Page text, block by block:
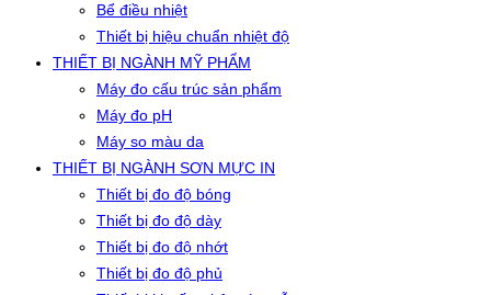
Bể điều nhiệt
Thiết bị hiệu chuẩn nhiệt độ
THIẾT BỊ NGÀNH MỸ PHẨM
Máy đo cấu trúc sản phẩm
Máy đo pH
Máy so màu da
THIẾT BỊ NGÀNH SƠN MỰC IN
Thiết bị đo độ bóng
Thiết bị đo độ dày
Thiết bị đo độ nhớt
Thiết bị đo độ phủ